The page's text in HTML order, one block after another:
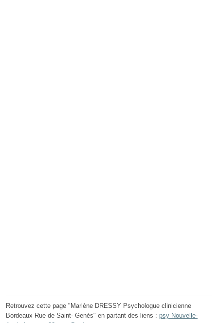
Retrouvez cette page "Marlène DRESSY Psychologue clinicienne
Bordeaux Rue de Saint- Genès" en partant des liens : psy Nouvelle-